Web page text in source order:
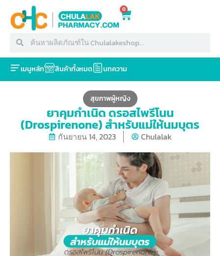
0
เมนูหลัก สินค้าทั้งหมด บทความ
สุขภาพผู้หญิง
ยาคุมกำเนิด ดรอสไพรีโนน
(Drospirenone) สำหรับแม่ให้นมบุตร
กันยายน 14, 2023 Chulalak